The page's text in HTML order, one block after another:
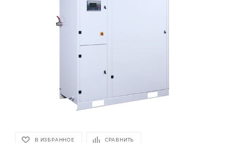
В ИЗБРАННОЕ СРАВНИТЬ